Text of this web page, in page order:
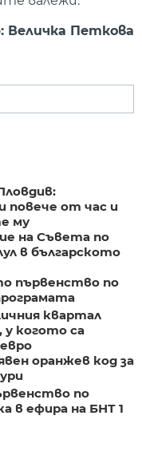
Величка Петкова
повече от час и
му
на Съвета по
в българското
първенство по
квартал
когото са
оранжев код за
по
в ефира на БНТ 1